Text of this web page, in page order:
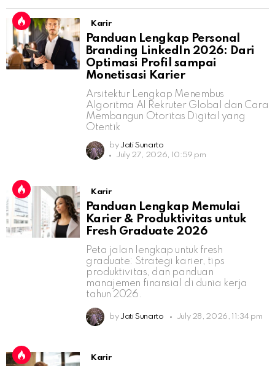
Karir
Panduan Lengkap Personal
Branding LinkedIn 2026: Dari
Optimasi Profil sampai
Monetisasi Karier
Arsitektur Lengkap Menembus
Algoritma AI Rekruter Global dan Cara
Membangun Otoritas Digital yang
Otentik
by Jati Sunarto
July 27, 2026, 10:59 pm
Karir
Panduan Lengkap Memulai
Karier & Produktivitas untuk
Fresh Graduate 2026
Peta jalan lengkap untuk fresh
graduate: Strategi karier, tips
produktivitas, dan panduan
manajemen finansial di dunia kerja
tahun 2026.
by Jati Sunarto July 28, 2026, 11:34 pm
Karir